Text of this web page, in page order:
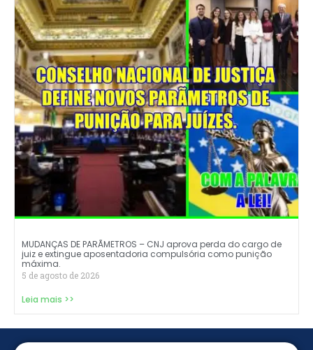
MUDANÇAS DE PARÃMETROS – CNJ aprova perda do cargo de
juiz e extingue aposentadoria compulsória como punição
máxima.
5 de agosto de 2026
Leia mais >>